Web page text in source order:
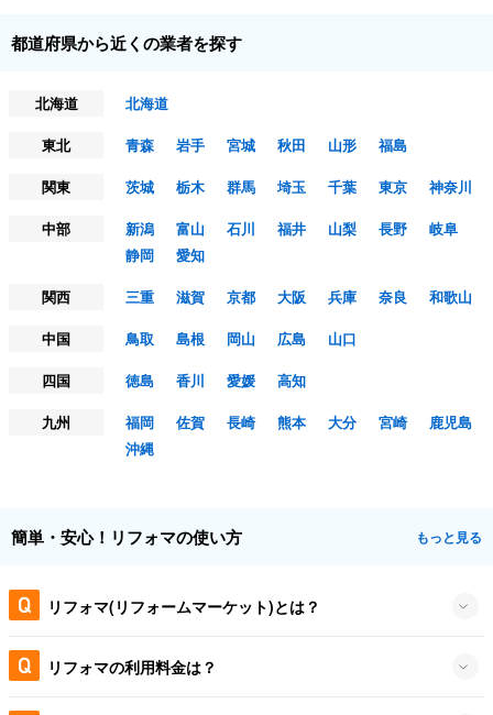
都道府県から近くの業者を探す
北海道
北海道
東北
青森 岩手 宮城 秋田 山形
福島
関東
茨城 栃木 群馬 埼玉 千葉 東京
神奈川
中部
新潟 富山 石川 福井 山梨 長野
岐阜
静岡
愛知
関西
三重 滋賀 京都 大阪 兵庫 奈良
和歌山
中国
鳥取 島根 岡山 広島
山口
四国
徳島 香川 愛媛
高知
九州
福岡 佐賀 長崎 熊本 大分 宮崎
鹿児島
沖縄
簡単・安心！リフォマの使い方 もっと見る
リフォマ(リフォームマーケット)とは？
リフォマの利用料金は？